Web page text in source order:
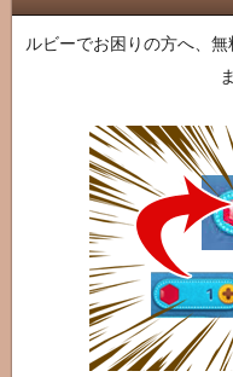
然
攻
ルビーでお困りの方へ、